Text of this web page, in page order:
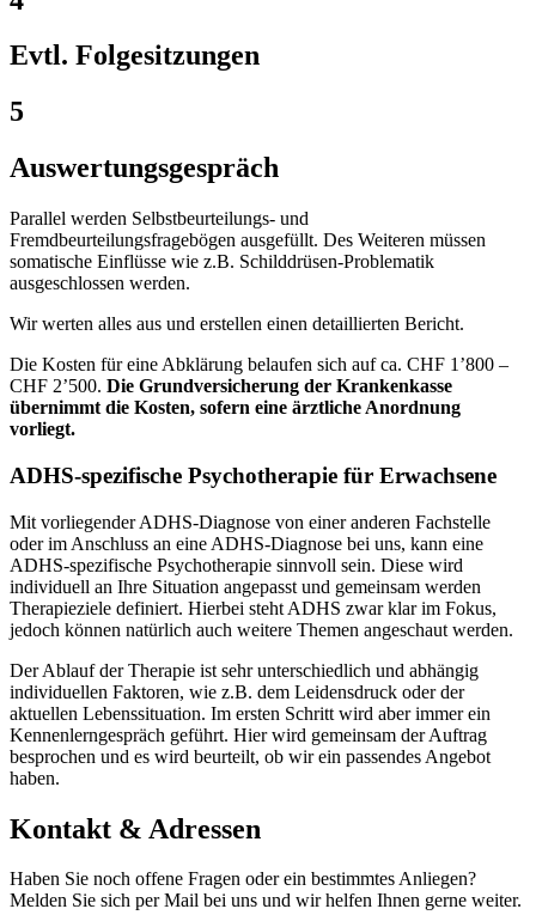
Evtl. Folgesitzungen
5
Auswertungsgespräch
Parallel werden Selbstbeurteilungs- und
Fremdbeurteilungsfragebögen ausgefüllt. Des Weiteren müssen
somatische Einflüsse wie z.B. Schilddrüsen-Problematik
ausgeschlossen werden.
Wir werten alles aus und erstellen einen detaillierten Bericht.
Die Kosten für eine Abklärung belaufen sich auf ca. CHF 1’800 –
CHF 2’500. Die Grundversicherung der Krankenkasse
übernimmt die Kosten, sofern eine ärztliche Anordnung
vorliegt.
ADHS-spezifische Psychotherapie für Erwachsene
Mit vorliegender ADHS-Diagnose von einer anderen Fachstelle
oder im Anschluss an eine ADHS-Diagnose bei uns, kann eine
ADHS-spezifische Psychotherapie sinnvoll sein. Diese wird
individuell an Ihre Situation angepasst und gemeinsam werden
Therapieziele definiert. Hierbei steht ADHS zwar klar im Fokus,
jedoch können natürlich auch weitere Themen angeschaut werden.
Der Ablauf der Therapie ist sehr unterschiedlich und abhängig
individuellen Faktoren, wie z.B. dem Leidensdruck oder der
aktuellen Lebenssituation. Im ersten Schritt wird aber immer ein
Kennenlerngespräch geführt. Hier wird gemeinsam derAuftrag
besprochen und es wird beurteilt, ob wir ein passendes Angebot
haben.
Kontakt & Adressen
Haben Sie noch offene Fragen oder ein bestimmtes Anliegen?
Melden Sie sich per Mail bei uns und wir helfen Ihnen gerne weiter.